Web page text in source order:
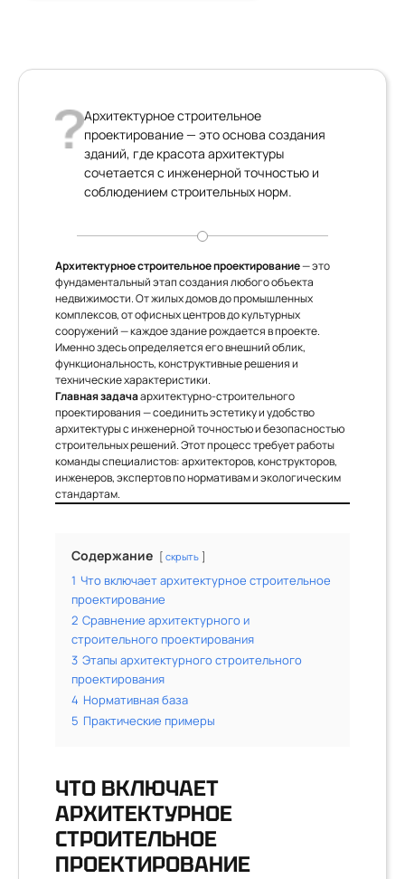
Архитектурное строительное
проектирование — это основа создания
зданий, где красота архитектуры
сочетается с инженерной точностью и
соблюдением строительных норм.
Архитектурное строительное проектирование— это
фундаментальный этап создания любого объекта
недвижимости. От жилых домов до промышленных
комплексов, от офисных центров до культурных
сооружений — каждое здание рождается в проекте.
Именно здесь определяется его внешний облик,
функциональность, конструктивные решения и
технические характеристики.
Главная задачаархитектурно-строительного
проектирования — соединить эстетику и удобство
архитектуры с инженерной точностью и безопасностью
строительных решений. Этот процесс требует работы
команды специалистов: архитекторов, конструкторов,
инженеров, экспертов по нормативам и экологическим
стандартам.
Содержание скрыть
1 Что включает архитектурное строительное
проектирование
2 Сравнение архитектурного и
строительного проектирования
3 Этапы архитектурного строительного
проектирования
4 Нормативная база
5 Практические примеры
ЧТО ВКЛЮЧАЕТ
АРХИТЕКТУРНОЕ
СТРОИТЕЛЬНОЕ
ПРОЕКТИРОВАНИЕ